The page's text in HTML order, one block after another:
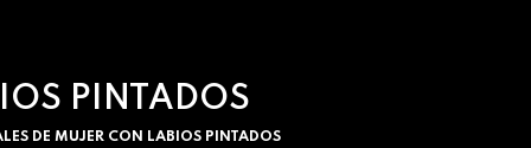
PINTADOS
DE MUJER CON LABIOS PINTADOS